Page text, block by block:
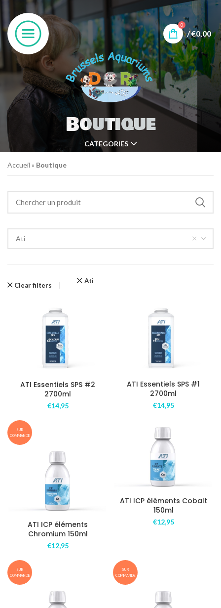
0
/€0,00
Boutique
CATEGORIES
Accueil » Boutique
Ati
Clear filters
Ati
ATI Essentiels SPS #2
2700ml
€14,95
ATI Essentiels SPS #1
2700ml
€14,95
SUR
COMMANDE
ATI ICP éléments
Chromium 150ml
€12,95
ATI ICP éléments Cobalt
150ml
€12,95
SUR
COMMANDE
SUR
COMMANDE